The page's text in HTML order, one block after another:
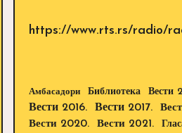
https://www.rts.rs/radio/
Амбасадори Библиотека Вести
Вести 2016.
Вести 2017.
Вести 2020.
Вести 2021.